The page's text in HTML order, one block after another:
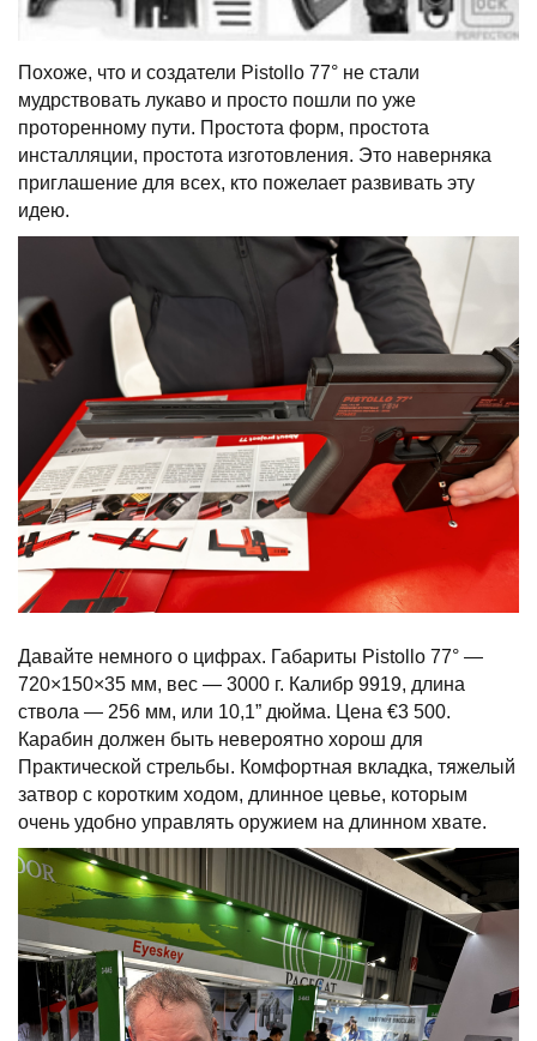
Похоже, что и создатели Pistollo 77° не стали
мудрствовать лукаво и просто пошли по уже
проторенному пути. Простота форм, простота
инсталляции, простота изготовления. Это наверняка
приглашение для всех, кто пожелает развивать эту
идею.
Давайте немного о цифрах. Габариты Pistollo 77° —
720×150×35 мм, вес — 3000 г. Калибр 9919, длина
ствола — 256 мм, или 10,1” дюйма. Цена €3 500.
Карабин должен быть невероятно хорош для
Практической стрельбы. Комфортная вкладка, тяжелый
затвор с коротким ходом, длинное цевье, которым
очень удобно управлять оружием на длинном хвате.